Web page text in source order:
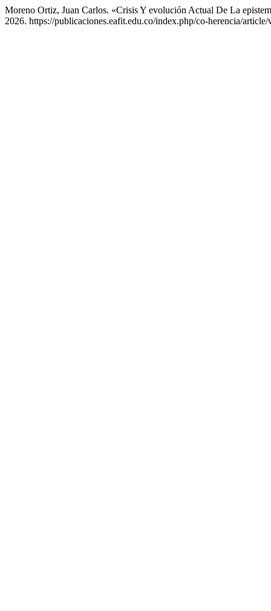
Moreno Ortiz, Juan Carlos. «Crisis Y evolución Actual De La
2026. https://publicaciones.eafit.edu.co/index.php/co-herencia/